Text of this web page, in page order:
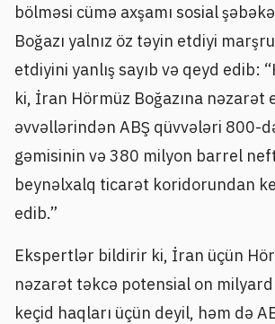
bölməsi cümə axşamı sosial
Boğazı yalnız öz təyin etdiyi
etdiyini yanlış sayıb və qeyd edib:
ki, İran Hörmüz Boğazına nəzarət
əvvəllərindən ABŞ qüvvələri 800-
gəmisinin və 380 milyon barrel
beynəlxalq ticarət koridorundan
edib.”
Ekspertlər bildirir ki, İran üçün
nəzarət təkcə potensial on
keçid haqları üçün deyil, həm də